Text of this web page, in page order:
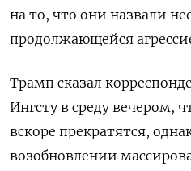
на то, что они ‌назвали
продолжающейся
Трамп сказал
Ингсту в среду вечером,
вскоре прекратятся,
возобновлении